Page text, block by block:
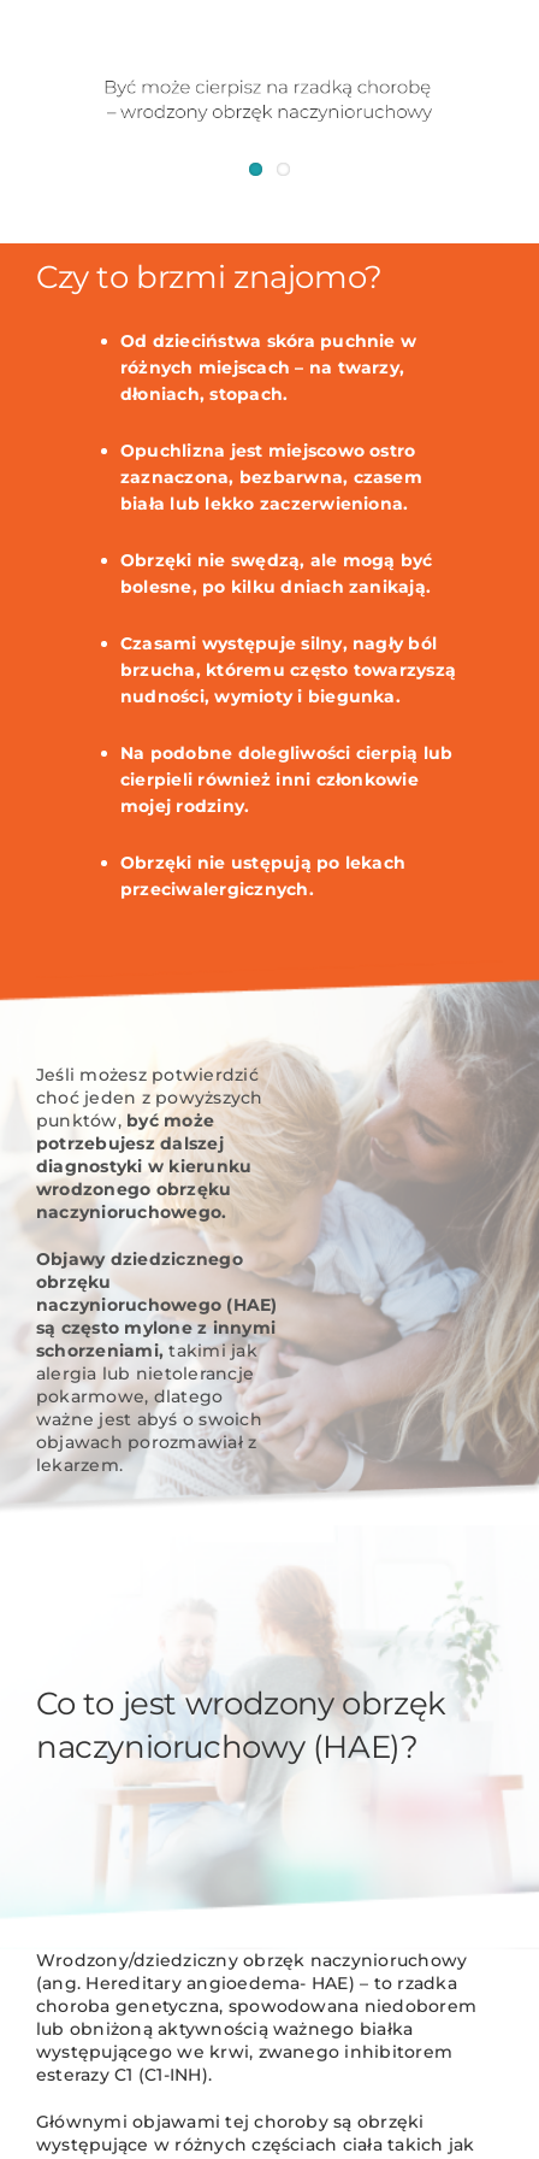
Czy to brzmi znajomo?
Od dzieciństwa skóra puchnie w
różnych miejscach – na twarzy,
dłoniach, stopach.
Opuchlizna jest miejscowo ostro
zaznaczona, bezbarwna, czasem
biała lub lekko zaczerwieniona.
Obrzęki nie swędzą, ale mogą być
bolesne, po kilku dniach zanikają.
Czasami występuje silny, nagły ból
brzucha, któremu często towarzyszą
nudności, wymioty i biegunka.
Na podobne dolegliwości cierpią lub
cierpieli również inni członkowie
mojej rodziny.
Obrzęki nie ustępują po lekach
przeciwalergicznych.
Jeśli możesz potwierdzić
choć jeden z powyższych
punktów, być może
potrzebujesz dalszej
diagnostyki w kierunku
wrodzonego obrzęku
naczynioruchowego.
Objawy dziedzicznego
obrzęku
naczynioruchowego (HAE)
są często mylone z innymi
schorzeniami, takimi jak
alergia lub nietolerancje
pokarmowe, dlatego
ważne jest abyś o swoich
objawach porozmawiał z
lekarzem.
Co to jest wrodzony obrzęk
naczynioruchowy (HAE)?
Wrodzony/dziedziczny obrzęk naczynioruchowy
(ang. Hereditary angioedema- HAE) – to rzadka
choroba genetyczna, spowodowana niedoborem
lub obniżoną aktywnością ważnego białka
występującego we krwi, zwanego inhibitorem
esterazy C1 (C1-INH).
Głównymi objawami tej choroby są obrzęki
występujące w różnych częściach ciała takich jak